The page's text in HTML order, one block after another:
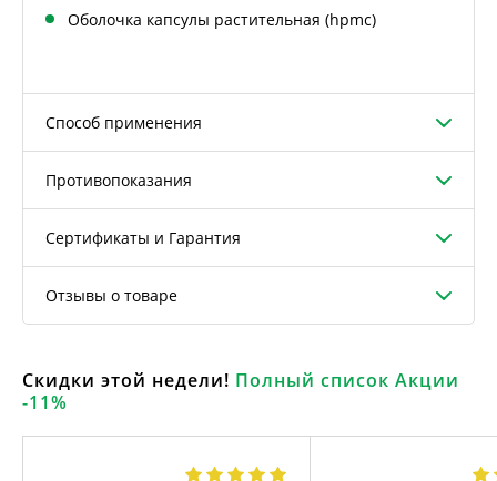
Оболочка капсулы растительная (hpmc)
Способ применения
Противопоказания
Сертификаты и Гарантия
Отзывы о товаре
Скидки этой недели! Полный список Акции
-11%